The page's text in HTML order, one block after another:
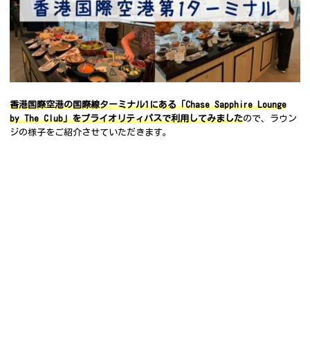
香港国際空港の国際線ターミナル1にある「Chase Sapphire Lounge
by The Club」をプライオリティパスで利用してみましたので、ラウン
ジの様子をご紹介させていただきます。